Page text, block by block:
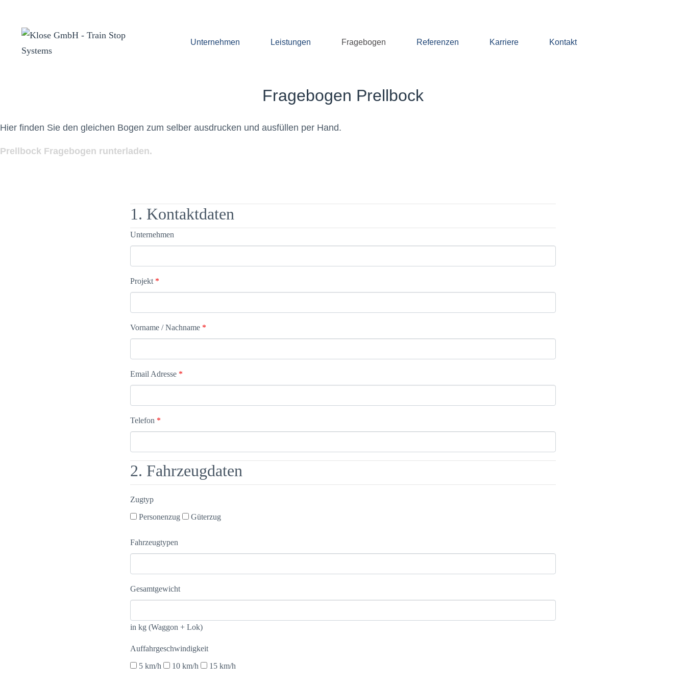
Unternehmen Leistungen Fragebogen Referenzen Karriere Kontakt
Fragebogen Prellbock
Hier finden Sie den gleichen Bogen zum selber ausdrucken und ausfüllen per Hand.
Prellbock Fragebogen runterladen.
1. Kontaktdaten
Unternehmen
Projekt *
Vorname / Nachname *
Email Adresse *
Telefon *
2. Fahrzeugdaten
Zugtyp
Personenzug
Güterzug
Fahrzeugtypen
Gesamtgewicht
in kg (Waggon + Lok)
Auffahrgeschwindigkeit
5 km/h
10 km/h 15 km/h